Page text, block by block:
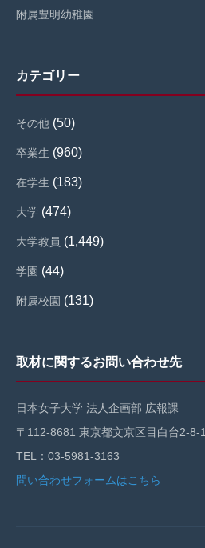
附属豊明幼稚園
カテゴリー
その他 (50)
卒業生 (960)
在学生 (183)
大学 (474)
大学教員 (1,449)
学園 (44)
附属校園 (131)
取材に関するお問い合わせ先
日本女子大学 法人企画部 広報課
〒112-8681 東京都文京区目白台2-8-1
TEL：03-5981-3163
問い合わせフォームはこちら